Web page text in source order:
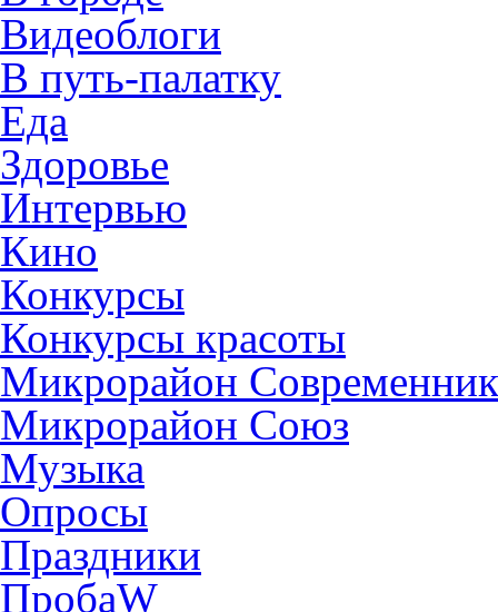
Видеоблоги
В путь-палатку
Еда
Здоровье
Интервью
Кино
Конкурсы
Конкурсы красоты
Микрорайон Современник
Микрорайон Союз
Музыка
Опросы
Праздники
ПробаW